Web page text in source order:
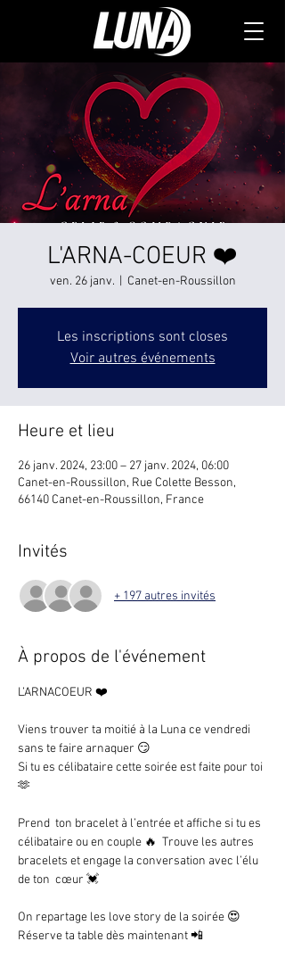
L'ARNA-COEUR ❤️
ven. 26 janv.
  |
Canet-en-Roussillon
Les inscriptions sont closes
Voir autres événements
Heure et lieu
26 janv. 2024, 23:00 – 27 janv. 2024, 06:00
Canet-en-Roussillon, Rue Colette Besson,
66140 Canet-en-Roussillon, France
Invités
+ 197 autres invités
À propos de l'événement
L’ARNACOEUR ❤️
Viens trouver ta moitié à la Luna ce vendredi
sans te faire arnaquer 😏
Si tu es célibataire cette soirée est faite pour toi
🫶
Prend  ton bracelet à l’entrée et affiche si tu es
célibataire ou en couple 🔥  Trouve les autres
bracelets et engage la conversation avec l’élu
de ton  cœur 💓
On repartage les love story de la soirée 😍
Réserve ta table dès maintenant 📲